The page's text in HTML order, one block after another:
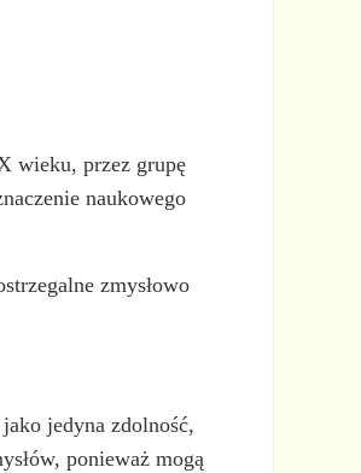
wieku, przez grupę
naukowego
zmysłowo
jedyna zdolność,
ponieważ mogą